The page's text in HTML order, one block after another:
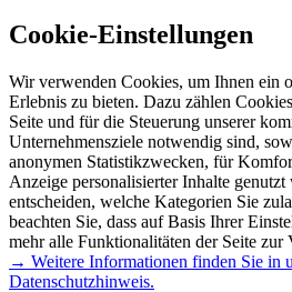
Cookie-Einstellungen
Wir verwenden Cookies, um Ihnen ein
Erlebnis zu bieten. Dazu zählen
Seite und für die Steuerung unserer
Unternehmensziele notwendig sind,
anonymen Statistikzwecken, für
Anzeige personalisierter Inhalte
entscheiden, welche Kategorien Sie
beachten Sie, dass auf Basis Ihrer
mehr alle Funktionalitäten der Seite zur
→ Weitere Informationen finden Sie in
Datenschutzhinweis.